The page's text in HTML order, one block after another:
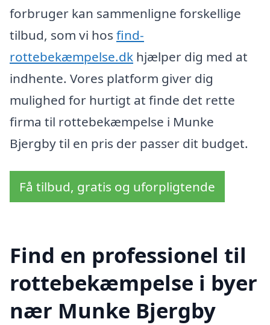
forbruger kan sammenligne forskellige
tilbud, som vi hos find-
rottebekæmpelse.dk hjælper dig med at
indhente. Vores platform giver dig
mulighed for hurtigt at finde det rette
firma til rottebekæmpelse i Munke
Bjergby til en pris der passer dit budget.
Få tilbud, gratis og uforpligtende
Find en professionel til
rottebekæmpelse i byer
nær Munke Bjergby